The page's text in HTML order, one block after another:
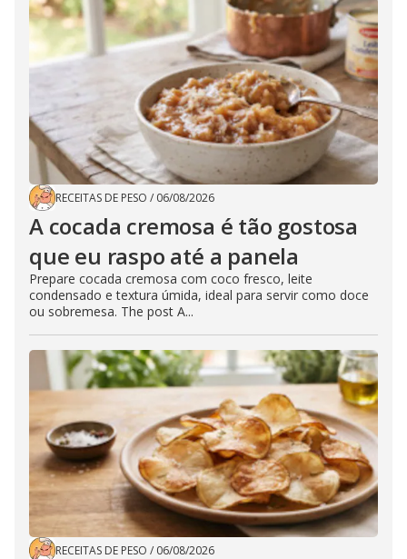
RECEITAS DE PESO / 06/08/2026
A cocada cremosa é tão gostosa
que eu raspo até a panela
Prepare cocada cremosa com coco fresco, leite
condensado e textura úmida, ideal para servir como doce
ou sobremesa. The post A...
RECEITAS DE PESO / 06/08/2026